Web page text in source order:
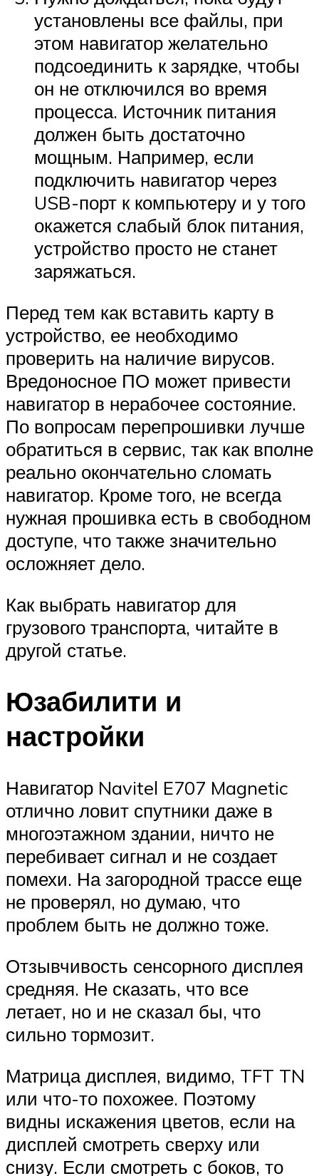
установлены все файлы, при
этом навигатор желательно
подсоединить к зарядке, чтобы
он не отключился во время
процесса. Источник питания
должен быть достаточно
мощным. Например, если
подключить навигатор через
USB-порт к компьютеру и у того
окажется слабый блок питания,
устройство просто не станет
заряжаться.
Перед тем как вставить карту в
устройство, ее необходимо
проверить на наличие вирусов.
Вредоносное ПО может привести
навигатор в нерабочее состояние.
По вопросам перепрошивки лучше
обратиться в сервис, так как вполне
реально окончательно сломать
навигатор. Кроме того, не всегда
нужная прошивка есть в свободном
доступе, что также значительно
осложняет дело.
Как выбрать навигатор для
грузового транспорта, читайте в
другой статье.
Юзабилити и
настройки
Навигатор Navitel E707 Magnetic
отлично ловит спутники даже в
многоэтажном здании, ничто не
перебивает сигнал и не создает
помехи. На загородной трассе еще
не проверял, но думаю, что
проблем быть не должно тоже.
Отзывчивость сенсорного дисплея
средняя. Не сказать, что все
летает, но и не сказал бы, что
сильно тормозит.
Матрица дисплея, видимо, TFT TN
или что-то похожее. Поэтому
видны искажения цветов, если на
дисплей смотреть сверху или
снизу. Если смотреть с боков, то